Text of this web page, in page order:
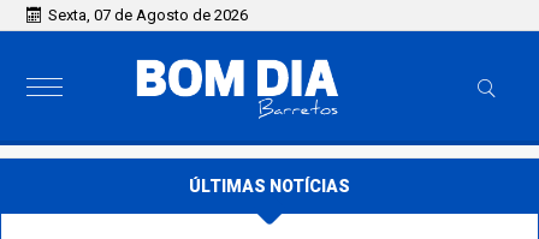
Sexta, 07 de Agosto de 2026
ÚLTIMAS NOTÍCIAS